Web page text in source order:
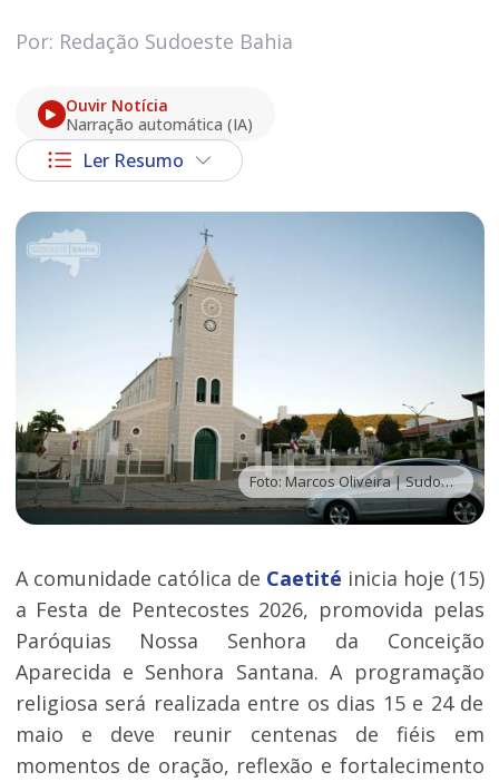
Por: Redação Sudoeste Bahia
Ouvir Notícia
Narração automática (IA)
Ler Resumo
Foto: Marcos Oliveira | Sudoeste Bahia
A comunidade católica de Caetité inicia hoje (15)
a Festa de Pentecostes 2026, promovida pelas
Paróquias Nossa Senhora da Conceição
Aparecida e Senhora Santana. A programação
religiosa será realizada entre os dias 15 e 24 de
maio e deve reunir centenas de fiéis em
momentos de oração, reflexão e fortalecimento